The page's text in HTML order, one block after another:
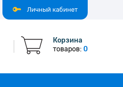
Личный кабинет
Корзина
товаров: 0